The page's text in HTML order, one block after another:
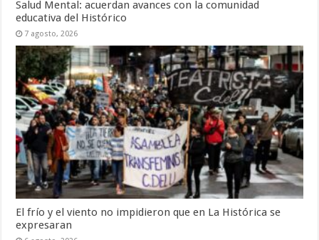
Salud Mental: acuerdan avances con la comunidad
educativa del Histórico
7 agosto, 2026
El frío y el viento no impidieron que en La Histórica se
expresaran